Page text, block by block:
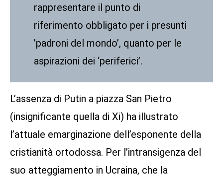
rappresentare il punto di
riferimento obbligato per i presunti
’padroni del mondo’, quanto per le
aspirazioni dei ‘periferici’.
L’assenza di Putin a piazza San Pietro
(insignificante quella di Xi) ha illustrato
l’attuale emarginazione dell’esponente della
cristianità ortodossa. Per l’intransigenza del
suo atteggiamento in Ucraina, che la